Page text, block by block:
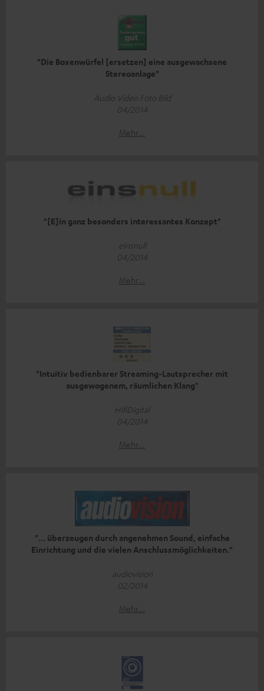
"Die Boxenwürfel [ersetzen] eine ausgewachsene
Stereoanlage"
Audio Video Foto Bild
04/2014
Mehr...
"[E]in ganz besonders interessantes Konzept"
einsnull
04/2014
Mehr...
"Intuitiv bedienbarer Streaming-Lautsprecher mit
ausgewogenem, räumlichen Klang"
HifiDigital
04/2014
Mehr...
"... überzeugen durch angenehmen Sound, einfache
Einrichtung und die vielen Anschlussmöglichkeiten."
audiovision
02/2014
Mehr...